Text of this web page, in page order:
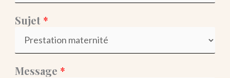
Sujet *
Message *